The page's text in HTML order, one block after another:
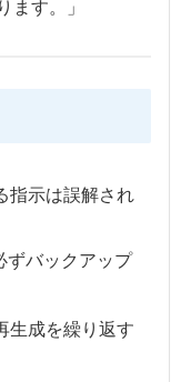
ます。」
指示は誤解され
ずバックアップ
生成を繰り返す